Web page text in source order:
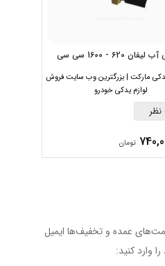
620 - 1600 سی سی
مارکت | بزرگترین وب سایت فروش
لوازم یدکی خودرو
تومان
عمده و تخفیف‌ها ایمیل
وارد کنید: